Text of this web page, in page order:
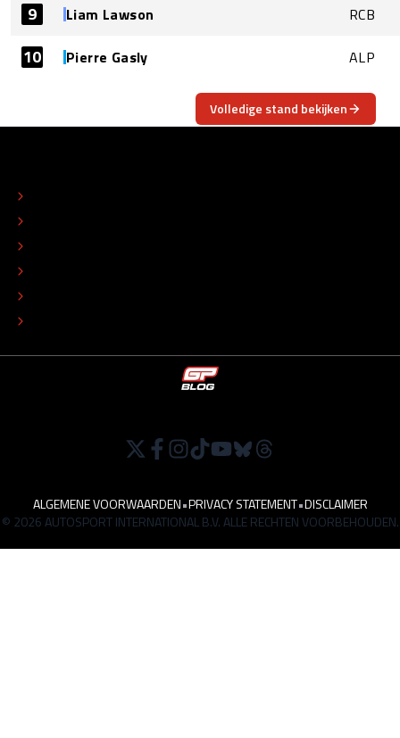
9 Liam Lawson RCB
10 Pierre Gasly ALP
Volledige stand bekijken
ALGEMENE VOORWAARDEN•PRIVACY STATEMENT•DISCLAIMER
© 2026 AUTOSPORT INTERNATIONAL B.V. ALLE RECHTEN VOORBEHOUDEN.